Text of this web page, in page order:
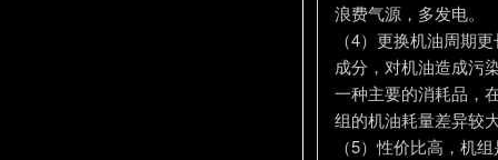
浪费气源，多发电。
（4）更换机油周期
成分，对机油造成污
一种主要的消耗品，
组的机油耗量差异较
（5）性价比高，机